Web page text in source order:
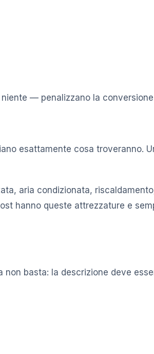
— penalizzano la
esattamente cosa troveranno.
aria condizionata,
hanno queste attrezzature e
non basta: la descrizione deve